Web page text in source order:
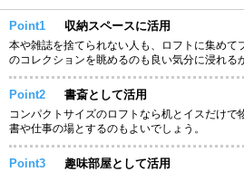
Point1 収納スペースに活用
本や雑誌を捨てられない人も、ロフトに集めて
のコレクションを眺めるのも良い気分に浸れる
Point2 書斎として活用
コンパクトサイズのロフトなら机とイスだけで
書や仕事の場とするのもよいでしょう。
Point3 趣味部屋として活用